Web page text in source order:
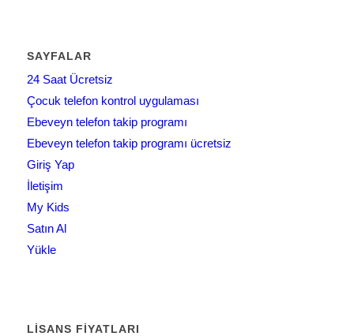
SAYFALAR
24 Saat Ücretsiz
Çocuk telefon kontrol uygulaması
Ebeveyn telefon takip programı
Ebeveyn telefon takip programı ücretsiz
Giriş Yap
İletişim
My Kids
Satın Al
Yükle
LISANS FIYATLARI